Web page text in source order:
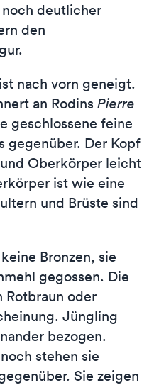
deutlicher
den
nach vorn geneigt.
an Rodins Pierre
geschlossene feine
gegenüber. Der Kopf
Oberkörper leicht
ist wie eine
und Brüste sind
Bronzen, sie
gegossen. Die
Rotbraun oder
Jüngling
bezogen.
stehen sie
Sie zeigen